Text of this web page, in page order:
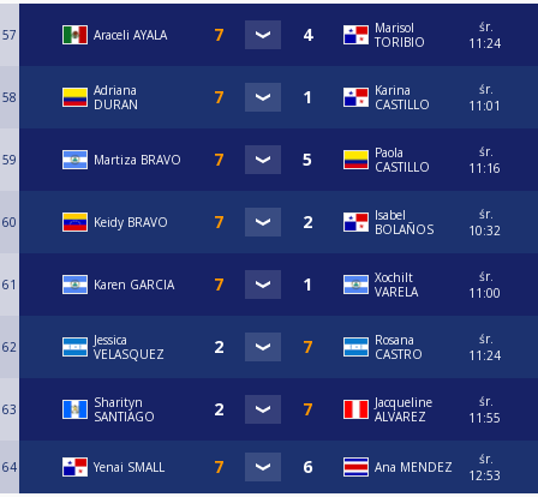
57 Araceli AYALA
Marisol
TORIBIO
śr.
11:24
58
Adriana
DURAN
Karina
CASTILLO
śr.
11:01
59 Martiza BRAVO
Paola
CASTILLO
śr.
11:16
60 Keidy BRAVO
Isabel
BOLAÑOS
śr.
10:32
61 Karen GARCIA
Xochilt
VARELA
śr.
11:00
62
Jessica
VELASQUEZ
Rosana
CASTRO
śr.
11:24
63
Sharityn
SANTIAGO
Jacqueline
ALVAREZ
śr.
11:55
64 Yenai SMALL Ana MENDEZ
śr.
12:53